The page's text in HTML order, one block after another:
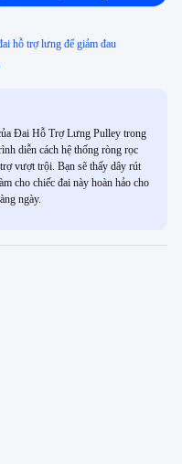
hỗ trợ lưng để giảm đau
Đai Hỗ Trợ Lưng Pulley trong
diễn cách hệ thống ròng rọc
vượt trội. Bạn sẽ thấy dây rút
cho chiếc đai này hoàn hảo cho
ngày.